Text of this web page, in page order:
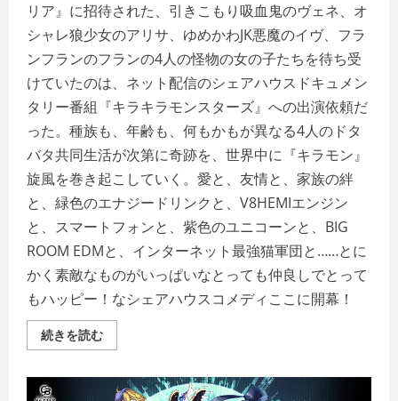
リア』に招待された、引きこもり吸血鬼のヴェネ、オ
シャレ狼少女のアリサ、ゆめかわJK悪魔のイヴ、フラ
ンフランのフランの4人の怪物の女の子たちを待ち受
けていたのは、ネット配信のシェアハウスドキュメン
タリー番組『キラキラモンスターズ』への出演依頼だ
った。種族も、年齢も、何もかもが異なる4人のドタ
バタ共同生活が次第に奇跡を、世界中に『キラモン』
旋風を巻き起こしていく。愛と、友情と、家族の絆
と、緑色のエナジードリンクと、V8HEMIエンジン
と、スマートフォンと、紫色のユニコーンと、BIG
ROOM EDMと、インターネット最強猫軍団と……とに
かく素敵なものがいっぱいなとっても仲良しでとって
もハッピー！なシェアハウスコメディここに開幕！
続きを読むキ
ラ